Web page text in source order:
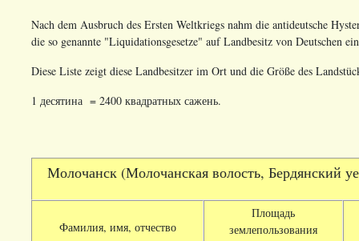
Nach dem Ausbruch des Ersten Weltkriegs nahm die antideutsche
die so genannte "Liquidationsgesetze" auf Landbesitz von Deutschen
Diese Liste zeigt diese Landbesitzer im Ort und die Größe des
1 десятина = 2400 квадратных сажень.
Молочанск (Молочанская волость, Бердянский
Фамилия, имя, отчество
Площадь
землепользования